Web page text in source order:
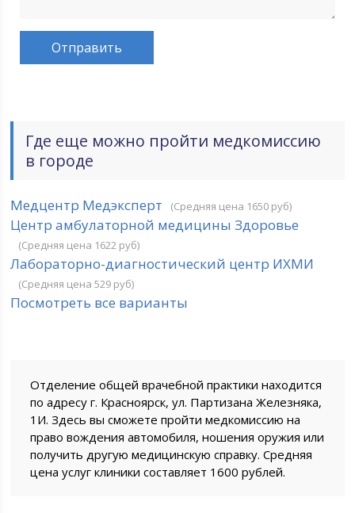
Где еще можно пройти медкомиссию
в городе
Медцентр Медэксперт (Средняя цена 1650 руб)
Центр амбулаторной медицины Здоровье
(Средняя цена 1622 руб)
Лабораторно-диагностический центр ИХМИ
(Средняя цена 529 руб)
Посмотреть все варианты
Отделение общей врачебной практики находится
по адресу г. Красноярск, ул. Партизана Железняка,
1И. Здесь вы сможете пройти медкомиссию на
право вождения автомобиля, ношения оружия или
получить другую медицинскую справку. Средняя
цена услуг клиники составляет 1600 рублей.